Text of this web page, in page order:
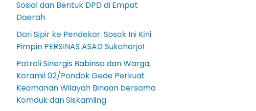
Sosial dan Bentuk DPD di Empat
Daerah
Dari Sipir ke Pendekar: Sosok Ini Kini
Pimpin PERSINAS ASAD Sukoharjo!
Patroli Sinergis Babinsa dan Warga,
Koramil 02/Pondok Gede Perkuat
Keamanan Wilayah Binaan bersama
Komduk dan Siskamling